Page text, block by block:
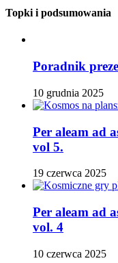
Topki i podsumowania
Poradnik
10 grudnia 2025
Per aleam ad
vol 5.
19 czerwca 2025
Per aleam ad
vol. 4
10 czerwca 2025